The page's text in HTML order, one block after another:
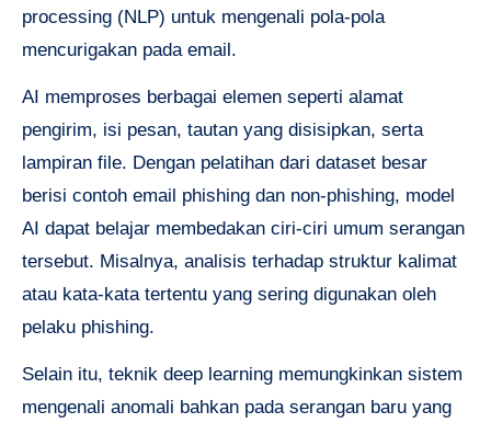
processing (NLP) untuk mengenali pola-pola
mencurigakan pada email.
AI memproses berbagai elemen seperti alamat
pengirim, isi pesan, tautan yang disisipkan, serta
lampiran file. Dengan pelatihan dari dataset besar
berisi contoh email phishing dan non-phishing, model
AI dapat belajar membedakan ciri-ciri umum serangan
tersebut. Misalnya, analisis terhadap struktur kalimat
atau kata-kata tertentu yang sering digunakan oleh
pelaku phishing.
Selain itu, teknik deep learning memungkinkan sistem
mengenali anomali bahkan pada serangan baru yang